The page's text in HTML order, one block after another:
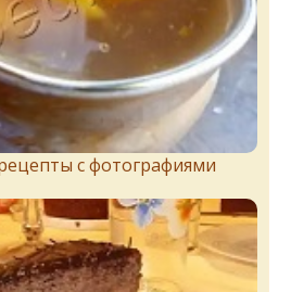
с фотографиями